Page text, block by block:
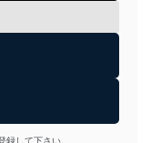
録して下さい。